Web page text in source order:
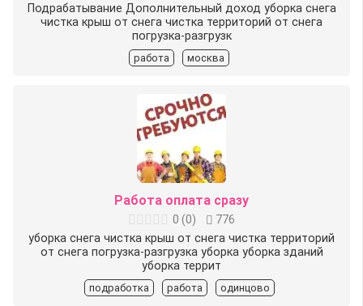
Подрабатывание Дополнительный доход уборка снега
чистка крыш от снега чистка территорий от снега
погрузка-разгрузк
работа москва
Работа оплата сразу
0 (0)
776
уборка снега чистка крыш от снега чистка территорий
от снега погрузка-разгрузка уборка уборка зданий
уборка террит
подработка работа одинцово